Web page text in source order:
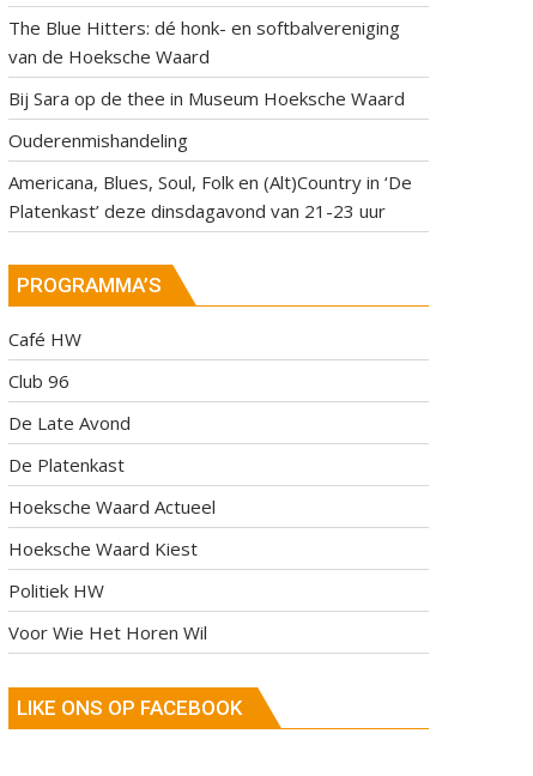
The Blue Hitters: dé honk- en softbalvereniging
van de Hoeksche Waard
Bij Sara op de thee in Museum Hoeksche Waard
Ouderenmishandeling
Americana, Blues, Soul, Folk en (Alt)Country in ‘De
Platenkast’ deze dinsdagavond van 21-23 uur
PROGRAMMA’S
Café HW
Club 96
De Late Avond
De Platenkast
Hoeksche Waard Actueel
Hoeksche Waard Kiest
Politiek HW
Voor Wie Het Horen Wil
LIKE ONS OP FACEBOOK